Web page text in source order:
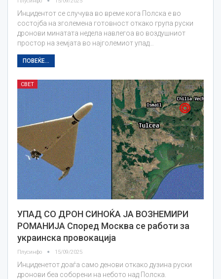
Инцидентот се случува во време кога Полска е во
состојба на зголемена готовност откако група руски
дронови минатата недела навлегоа во воздушниот
простор на земјата во најголемиот упад…
ПОВЕЌЕ...
СВЕТ
УПАД СО ДРОН СИНОЌА ЈА ВОЗНЕМИРИ
РОМАНИЈА Според Москва се работи за
украинска провокација
Плусинфо 15/09/2025
Инциденетот доаѓа само денови откако дузина руски
дронови беа соборени на небото над Полска.